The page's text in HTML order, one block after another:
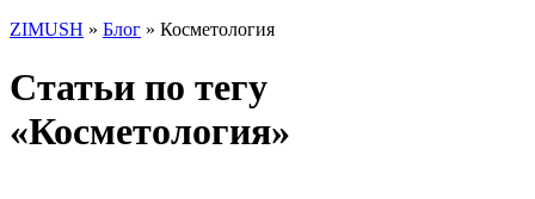
ZIMUSH » Блог » Косметология
Статьи по тегу
«Косметология»